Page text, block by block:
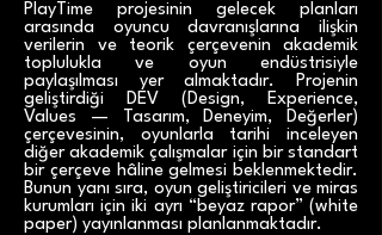
PlayTime projesinin gelecek planları
arasında oyuncu davranışlarına ilişkin
verilerin ve teorik çerçevenin akademik
toplulukla ve oyun endüstrisiyle
paylaşılması yer almaktadır. Projenin
geliştirdiği DEV (Design, Experience,
Values — Tasarım, Deneyim, Değerler)
çerçevesinin, oyunlarla tarihi inceleyen
diğer akademik çalışmalar için bir standart
bir çerçeve hâline gelmesi beklenmektedir.
Bunun yanı sıra, oyun geliştiricileri ve miras
kurumları için iki ayrı “beyaz rapor” (white
paper) yayınlanması planlanmaktadır.